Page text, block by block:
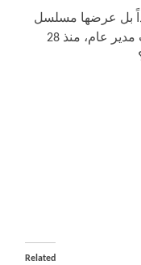
بل عرضها مسلسل
تلفزيوني محلّي منذ 1996 باسم يوميات مدير عام، منذ 28
Related